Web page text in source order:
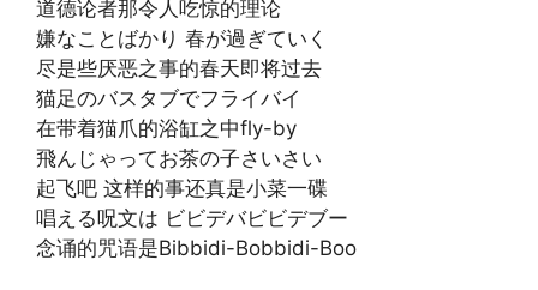
道德论者那令人吃惊的理论
嫌なことばかり 春が過ぎていく
尽是些厌恶之事的春天即将过去
猫足のバスタブでフライバイ
在带着猫爪的浴缸之中fly-by
飛んじゃってお茶の子さいさい
起飞吧 这样的事还真是小菜一碟
唱える呪文は ビビデバビビデブー
念诵的咒语是Bibbidi-Bobbidi-Boo